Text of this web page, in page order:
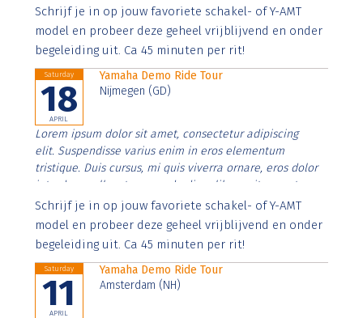
Aenean faucibus nibh et justo cursus id rutrum lorem
imperdiet. Nunc ut sem vitae risus tristique posuere.
Schrijf je in op jouw favoriete schakel- of Y-AMT
model en probeer deze geheel vrijblijvend en onder
begeleiding uit. Ca 45 minuten per rit!
Saturday
18
APRIL
Yamaha Demo Ride Tour
Nijmegen (GD)
Lorem ipsum dolor sit amet, consectetur adipiscing
elit. Suspendisse varius enim in eros elementum
tristique. Duis cursus, mi quis viverra ornare, eros dolor
interdum nulla, ut commodo diam libero vitae erat.
Aenean faucibus nibh et justo cursus id rutrum lorem
imperdiet. Nunc ut sem vitae risus tristique posuere.
Schrijf je in op jouw favoriete schakel- of Y-AMT
model en probeer deze geheel vrijblijvend en onder
begeleiding uit. Ca 45 minuten per rit!
Saturday
11
APRIL
Yamaha Demo Ride Tour
Amsterdam (NH)